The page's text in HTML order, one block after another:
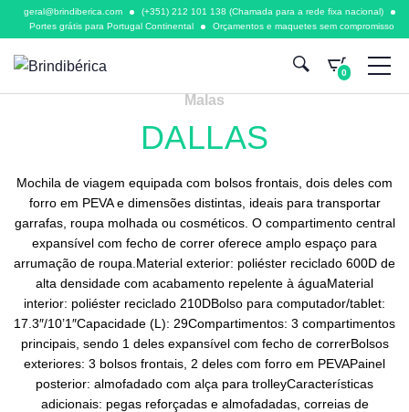
geral@brindiberica.com
(+351) 212 101 138 (Chamada para a rede fixa nacional)
Portes grátis para Portugal Continental
Orçamentos e maquetes sem compromisso
0
Malas
DALLAS
Mochila de viagem equipada com bolsos frontais, dois deles com
forro em PEVA e dimensões distintas, ideais para transportar
garrafas, roupa molhada ou cosméticos. O compartimento central
expansível com fecho de correr oferece amplo espaço para
arrumação de roupa.Material exterior: poliéster reciclado 600D de
alta densidade com acabamento repelente à águaMaterial
interior: poliéster reciclado 210DBolso para computador/tablet:
17.3″/10’1″Capacidade (L): 29Compartimentos: 3 compartimentos
principais, sendo 1 deles expansível com fecho de correrBolsos
exteriores: 3 bolsos frontais, 2 deles com forro em PEVAPainel
posterior: almofadado com alça para trolleyCaracterísticas
adicionais: pegas reforçadas e almofadadas, correias de